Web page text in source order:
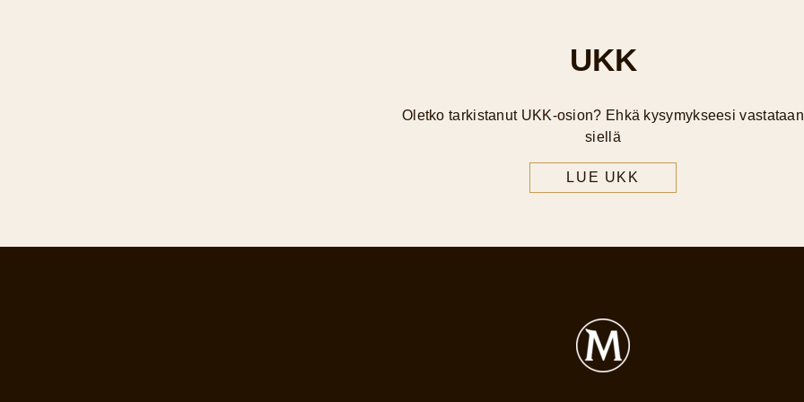
UKK
Oletko tarkistanut UKK-osion? Ehkä kysymykseesi vastataan
siellä
LUE UKK